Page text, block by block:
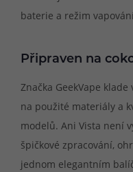
baterie a režim
Připraven na
Značka GeekVape
na použité materiály a
modelů. Ani Vista není
špičkové zpracování,
jednom elegantním